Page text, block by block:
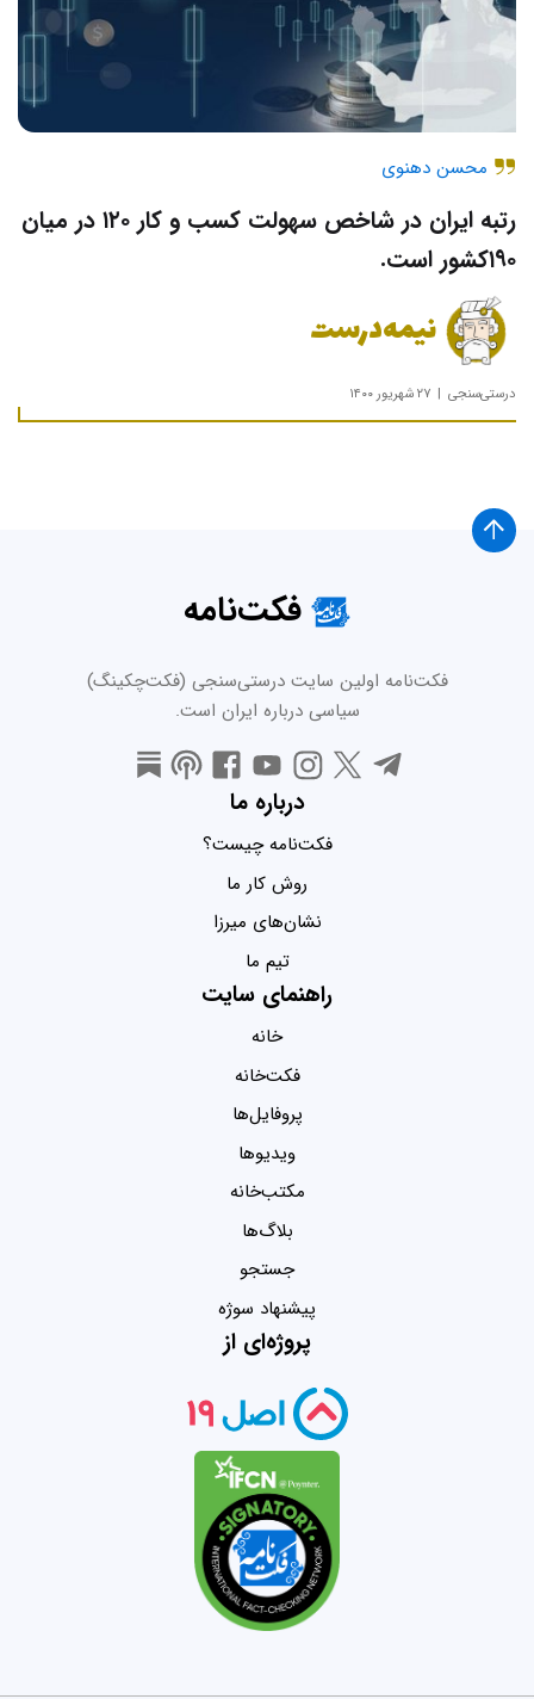
محسن دهنوی
رتبه ایران در شاخص سهولت کسب و کار ۱۲۰ در میان
۱۹۰کشور است.
نیمه‌درست
درستی‌سنجی ۲۷ شهریور ۱۴۰۰
فکت‌نامه
فکت‌نامه اولین سایت درستی‌سنجی (فکت‌چکینگ)
سیاسی درباره ایران است.
درباره ما
فکت‌نامه چیست؟
روش کار ما
نشان‌های میرزا
تیم ما
راهنمای سایت
خانه
فکت‌خانه
پروفایل‌ها
ویدیو‌ها
مکتب‌خانه
بلاگ‌ها
جستجو
پیشنهاد سوژه
پروژه‌ای از